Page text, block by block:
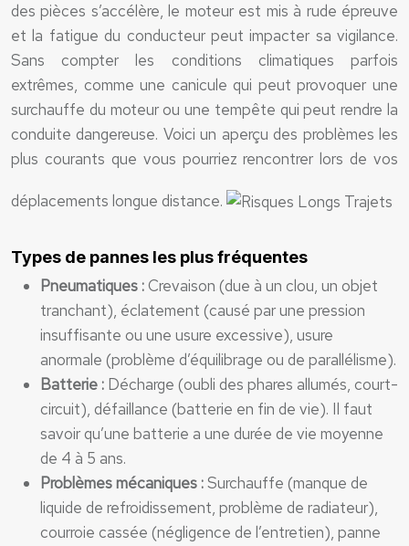
des pièces s’accélère, le moteur est mis à rude épreuve
et la fatigue du conducteur peut impacter sa vigilance.
Sans compter les conditions climatiques parfois
extrêmes, comme une canicule qui peut provoquer une
surchauffe du moteur ou une tempête qui peut rendre la
conduite dangereuse. Voici un aperçu des problèmes les
plus courants que vous pourriez rencontrer lors de vos
déplacements longue distance.
Types de pannes les plus fréquentes
Pneumatiques :Crevaison (due à un clou, un objet
tranchant), éclatement (causé par une pression
insuffisante ou une usure excessive), usure
anormale (problème d’équilibrage ou de parallélisme).
Batterie : Décharge (oubli des phares allumés, court-
circuit), défaillance (batterie en fin de vie). Il faut
savoir qu’une batterie a une durée de vie moyenne
de 4 à 5 ans.
Problèmes mécaniques :Surchauffe (manque de
liquide de refroidissement, problème de radiateur),
courroie cassée (négligence de l’entretien), panne